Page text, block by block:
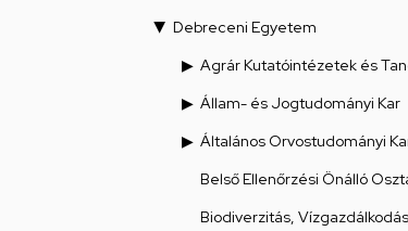
Debreceni Egyetem
Agrár Kutatóintézetek és
Állam- és Jogtudományi Kar
Általános Orvostudományi
Belső Ellenőrzési Önálló
Biodiverzitás,